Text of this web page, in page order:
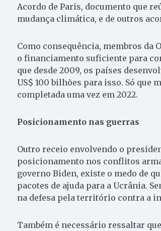
Acordo de Paris, documento que
mudança climática, e de outros
Como consequência, membros da
o financiamento suficiente para
que desde 2009, os países
US$ 100 bilhões para isso. Só que
completada uma vez em 2022.
Posicionamento nas guerras
Outro receio envolvendo o
posicionamento nos conflitos
governo Biden, existe o medo de
pacotes de ajuda para a Ucrânia.
na defesa pela território contra a
Também é necessário ressaltar